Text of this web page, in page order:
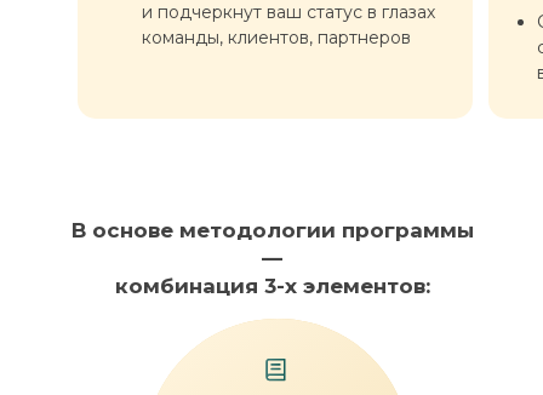
и подчеркнут ваш статус в глазах
команды, клиентов, партнеров
В основе методологии программы
—
комбинация 3-х элементов: